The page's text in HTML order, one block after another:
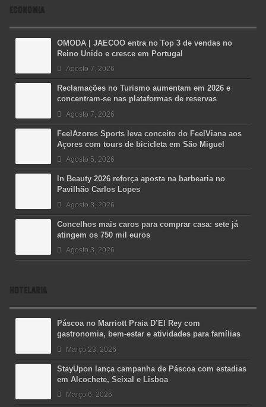
ECONOMIA
OMODA | JAECOO entra no Top 3 de vendas no
Reino Unido e cresce em Portugal
Agosto 7, 2026
Reclamações no Turismo aumentam em 2026 e
concentram-se nas plataformas de reservas
Agosto 7, 2026
FeelAzores Sports leva conceito do FeelViana aos
Açores com tours de bicicleta em São Miguel
Agosto 5, 2026
In Beauty 2026 reforça aposta na barbearia no
Pavilhão Carlos Lopes
Agosto 3, 2026
Concelhos mais caros para comprar casa: sete já
atingem os 750 mil euros
Agosto 3, 2026
HOTELARIA
Páscoa no Marriott Praia D’El Rey com
gastronomia, bem-estar e atividades para famílias
Março 23, 2026
StayUpon lança campanha de Páscoa com estadias
em Alcochete, Seixal e Lisboa
Março 6, 2026